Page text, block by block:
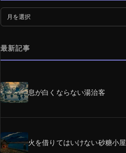
月別アーカイブ
最新記事
息が白くならない湯治客
火を借りてはいけない砂糖小屋